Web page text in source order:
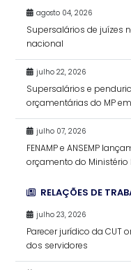
agosto 04, 2026
Supersalários de juízes
nacional
julho 22, 2026
Supersalários e
orçamentárias do MP
julho 07, 2026
FENAMP e ANSEMP
orçamento do Ministério
RELAÇÕES DE
julho 23, 2026
Parecer jurídico da CUT
dos servidores